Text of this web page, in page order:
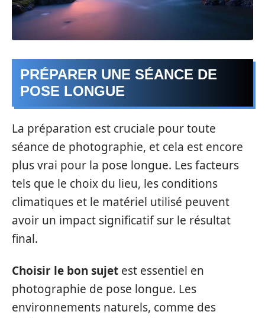
PRÉPARER UNE SÉANCE DE
POSE LONGUE
La préparation est cruciale pour toute
séance de photographie, et cela est encore
plus vrai pour la pose longue. Les facteurs
tels que le choix du lieu, les conditions
climatiques et le matériel utilisé peuvent
avoir un impact significatif sur le résultat
final.
Choisir le bon sujet est essentiel en
photographie de pose longue. Les
environnements naturels, comme des